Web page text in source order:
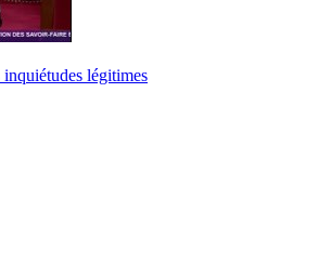
inquiétudes légitimes